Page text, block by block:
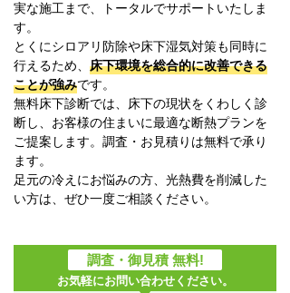
実な施工まで、トータルでサポートいたしま
す。
とくにシロアリ防除や床下湿気対策も同時に
行えるため、 床下環境を総合的に改善できる
ことが強みです。
無料床下診断では、床下の現状をくわしく診
断し、お客様の住まいに最適な断熱プランを
ご提案します。調査・お見積りは無料で承り
ます。
足元の冷えにお悩みの方、光熱費を削減した
い方は、ぜひ一度ご相談ください。
調査・御見積 無料!
お気軽にお問い合わせください。